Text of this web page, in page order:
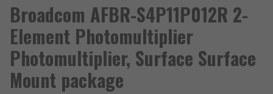
Broadcom AFBR-S4P11P012R 2-
Element Photomultiplier
Photomultiplier, Surface Surface
Mount package